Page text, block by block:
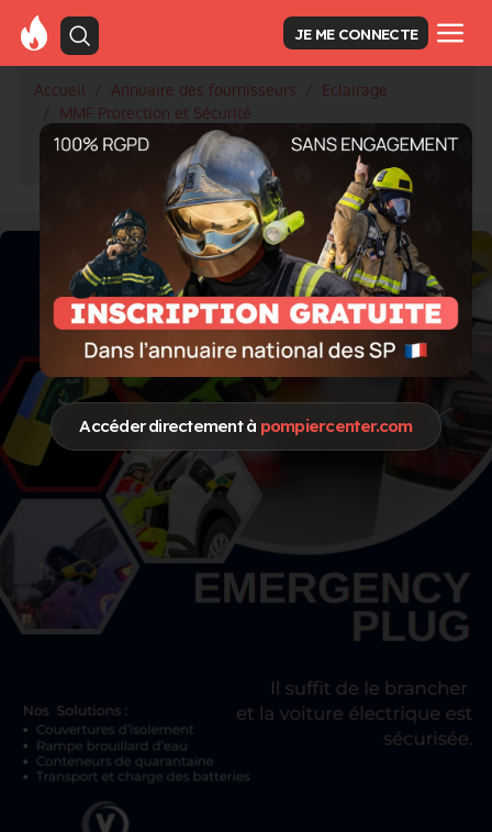
Accéder directement à pompiercenter.com
JE ME CONNECTE
Accueil Annuaire des fournisseurs
Eclairage
MMF Protection et Sécurité
Un projecteur pour vos besoins de portabilité en zone